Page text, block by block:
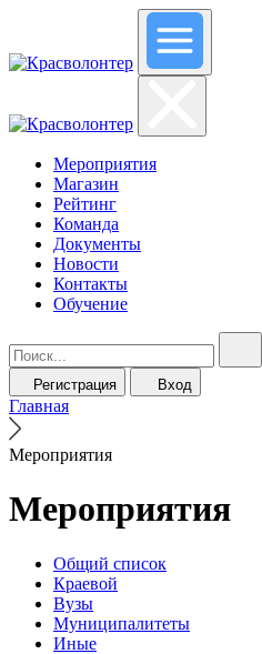
Мероприятия
Магазин
Рейтинг
Команда
Документы
Новости
Контакты
Обучение
Регистрация Вход
Главная
Мероприятия
Мероприятия
Общий список
Краевой
Вузы
Муниципалитеты
Иные